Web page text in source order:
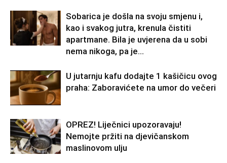
Sobarica je došla na svoju smjenu i,
kao i svakog jutra, krenula čistiti
apartmane. Bila je uvjerena da u sobi
nema nikoga, pa je...
U jutarnju kafu dodajte 1 kašičicu ovog
praha: Zaboravićete na umor do večeri
OPREZ! Liječnici upozoravaju!
Nemojte pržiti na djevičanskom
maslinovom ulju